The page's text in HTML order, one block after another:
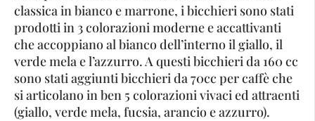
classica in bianco e marrone, i bicchieri sono stati
prodotti in 3 colorazioni moderne e accattivanti
che accoppiano al bianco dell’interno il giallo, il
verde mela e l’azzurro. A questi bicchieri da 160 cc
sono stati aggiunti bicchieri da 70cc per caffè che
si articolano in ben 5 colorazioni vivaci ed attraenti
(giallo, verde mela, fucsia, arancio e azzurro).